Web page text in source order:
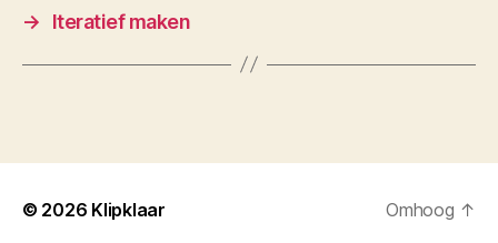
→
Iteratief maken
© 2026 Klipklaar Omhoog ↑